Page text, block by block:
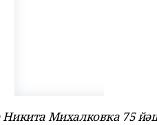
Михалковҡа 75